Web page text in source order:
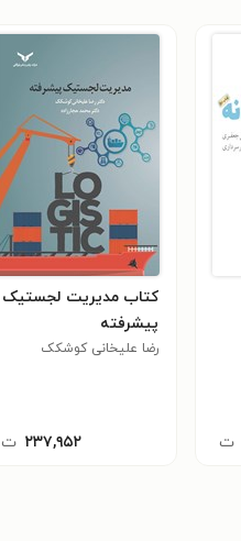
ت
کتاب مدیریت لجستیک
پیشرفته
رضا علیخانی کوشکک
۲۳۷,۹۵۲ ت